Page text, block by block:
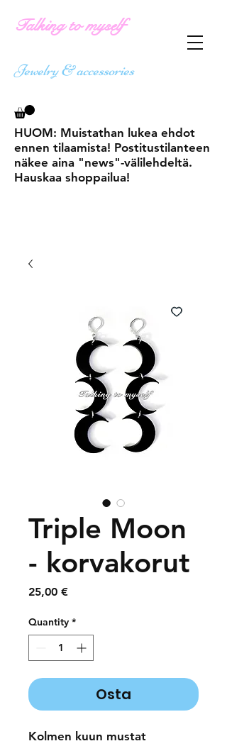
Talking to myself
Jewelry & accessories
HUOM: Muistathan lukea ehdot
ennen tilaamista! Postitustilanteen
näkee aina "news"-välilehdeltä.
Hauskaa shoppailua!
Triple Moon
- korvakorut
25,00 €Price
Quantity *
Osta
Kolmen kuun mustat